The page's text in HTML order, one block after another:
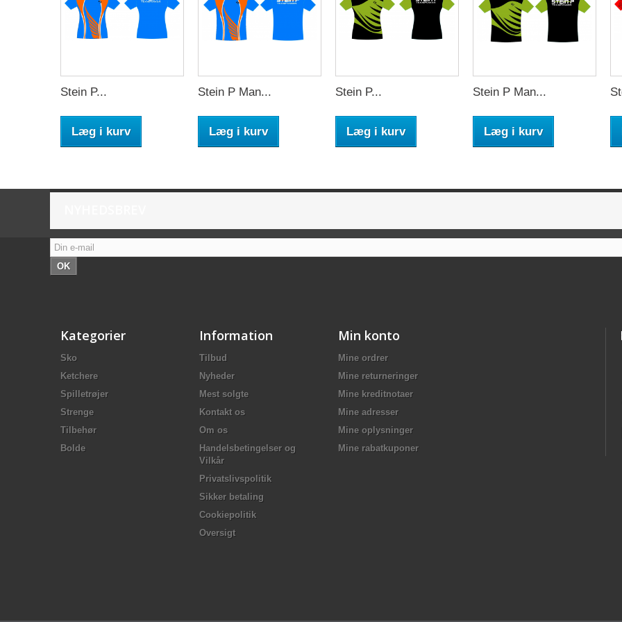
Stein P...
Læg i kurv
Stein P Man...
Læg i kurv
Stein P...
Læg i kurv
Stein P Man...
Læg i kurv
OK
Kategorier
Sko
Ketchere
Spilletrøjer
Strenge
Tilbehør
Bolde
Information
Tilbud
Nyheder
Mest solgte
Kontakt os
Om os
Handelsbetingelser og
Vilkår
Privatslivspolitik
Sikker betaling
Cookiepolitik
Oversigt
Min konto
Mine ordrer
Mine returneringer
Mine kreditnotaer
Mine adresser
Mine oplysninger
Mine rabatkuponer